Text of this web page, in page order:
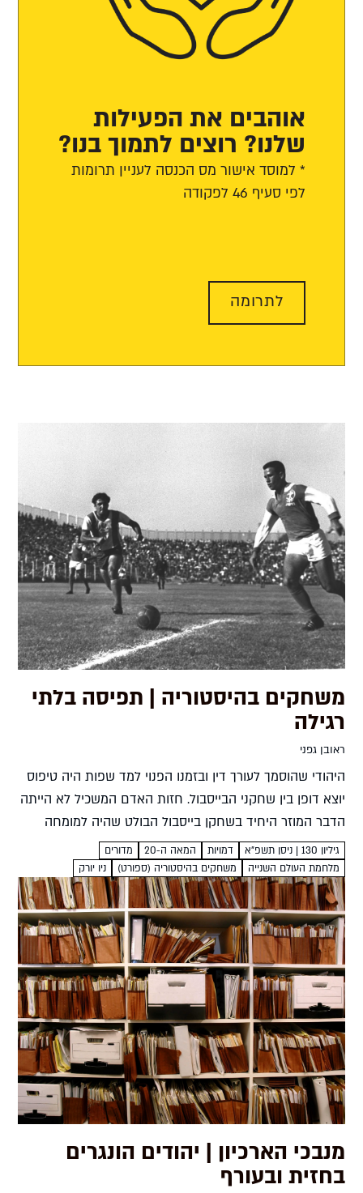
אוהבים את הפעילות
שלנו? רוצים לתמוך בנו?
* למוסד אישור מס הכנסה לעניין תרומות
לפי סעיף 46 לפקודה
לתרומה
משחקים בהיסטוריה | תפיסה בלתי
רגילה
ראובן גפני
היהודי שהוסמך לעורך דין ובזמנו הפנוי למד שפות היה טיפוס
יוצא דופן בין שחקני הבייסבול. חזות האדם המשכיל לא הייתה
הדבר המוזר היחיד בשחקן בייסבול הבולט שהיה למומחה
לחידות טריוויה וגם למרגל. סיפור חייו המתעתע...
גיליון 130 | ניסן תשפ"א דמויות המאה ה-20
מדורים
מלחמת העולם השנייה
משחקים בהיסטוריה (ספורט) ניו יורק
מנבכי הארכיון | יהודים הונגרים
בחזית ובעורף